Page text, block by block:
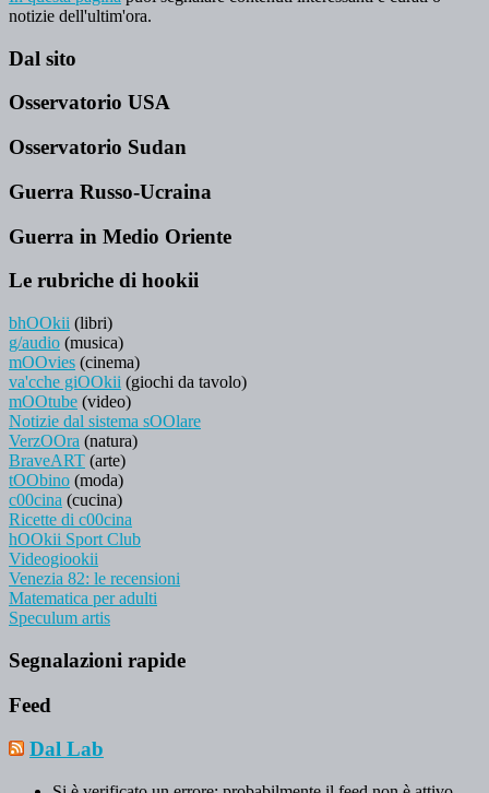
notizie dell'ultim'ora.
Dal sito
Osservatorio USA
Osservatorio Sudan
Guerra Russo-Ucraina
Guerra in Medio Oriente
Le rubriche di hookii
bhOOkii (libri)
g/audio (musica)
mOOvies (cinema)
va'cche giOOkii (giochi da tavolo)
mOOtube (video)
Notizie dal sistema sOOlare
VerzOOra (natura)
BraveART (arte)
tOObino (moda)
c00cina (cucina)
Ricette di c00cina
hOOkii Sport Club
Videogiookii
Venezia 82: le recensioni
Matematica per adulti
Speculum artis
Segnalazioni rapide
Feed
Dal Lab